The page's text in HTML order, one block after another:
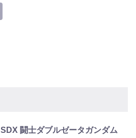
SDX 闘士ダブルゼータガンダム